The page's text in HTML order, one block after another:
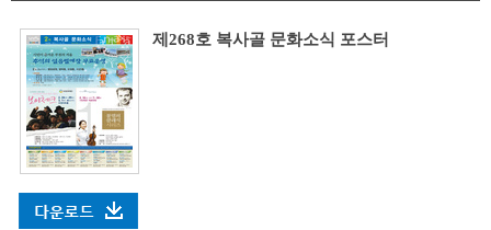
제268호 복사골 문화소식 포스터